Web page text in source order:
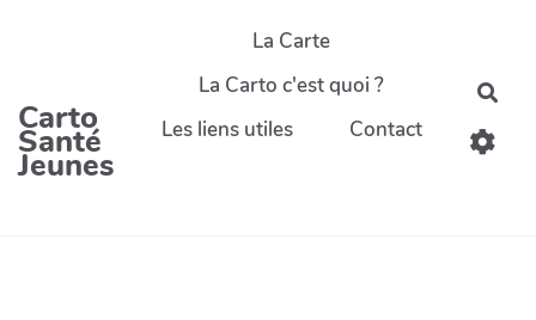
Carto
Santé
Jeunes
La Carte
La Carto c'est quoi ?
Les liens utiles
Contact